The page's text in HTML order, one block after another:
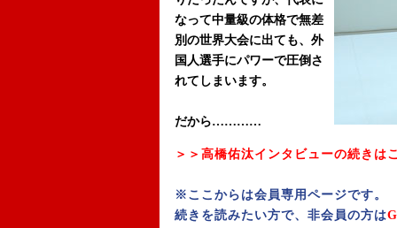
なって中量級の体格で無差
別の世界大会に出ても、外
国人選手にパワーで圧倒さ
れてしまいます。
だから…………
＞＞高橋佑汰インタビューの続きは
※ここからは会員専用ページです。
続きを読みたい方で、非会員の方は